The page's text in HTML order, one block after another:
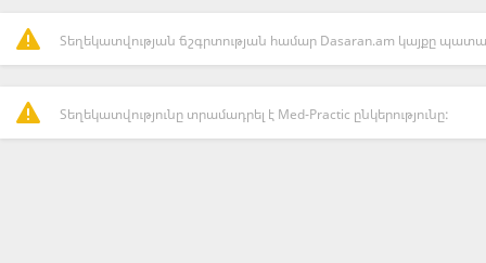
Տեղեկատվության ճշգրտության համար Dasaran.am կայքը
Տեղեկատվությունը տրամադրել է Med-Practic ընկերությունը: